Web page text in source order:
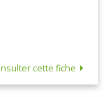
cette fiche